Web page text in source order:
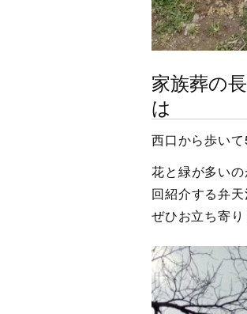
家族葬の
は
西口から歩いて
花と緑が多い
回紹介する弁
ぜひお立ち寄り